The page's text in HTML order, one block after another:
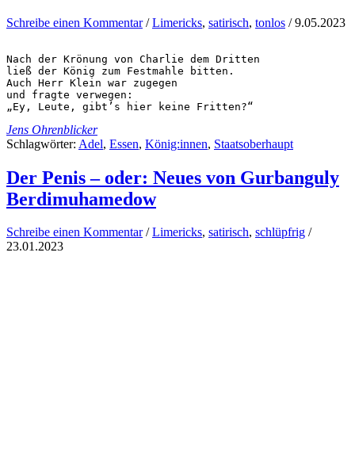
Schreibe einen Kommentar /Limericks, satirisch, tonlos /9.05.2023
Nach der Krönung von Charlie dem Dritten
ließ der König zum Festmahle bitten.
Auch Herr Klein war zugegen
und fragte verwegen:
„Ey, Leute, gibt’s hier keine Fritten?“
Jens Ohrenblicker
Schlagwörter: Adel, Essen, König:innen, Staatsoberhaupt
Der Penis – oder: Neues von Gurbanguly
Berdimuhamedow
Schreibe einen Kommentar /Limericks, satirisch, schlüpfrig /
23.01.2023